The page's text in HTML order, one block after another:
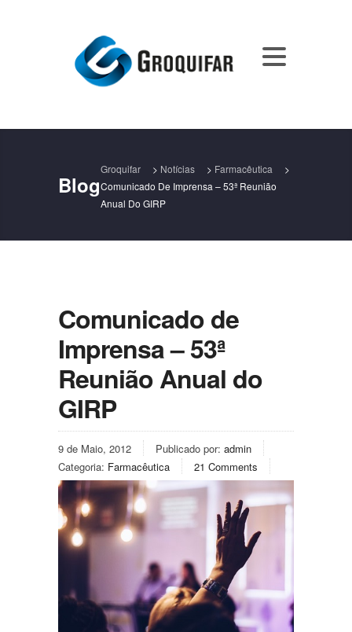
Blog
Groquifar > Notícias > Farmacêutica
>
Comunicado De Imprensa – 53ª Reunião
Anual Do GIRP
Comunicado de
Imprensa – 53ª
Reunião Anual do
GIRP
9 de Maio, 2012 Publicado por: admin
Categoria: Farmacêutica 21 Comments